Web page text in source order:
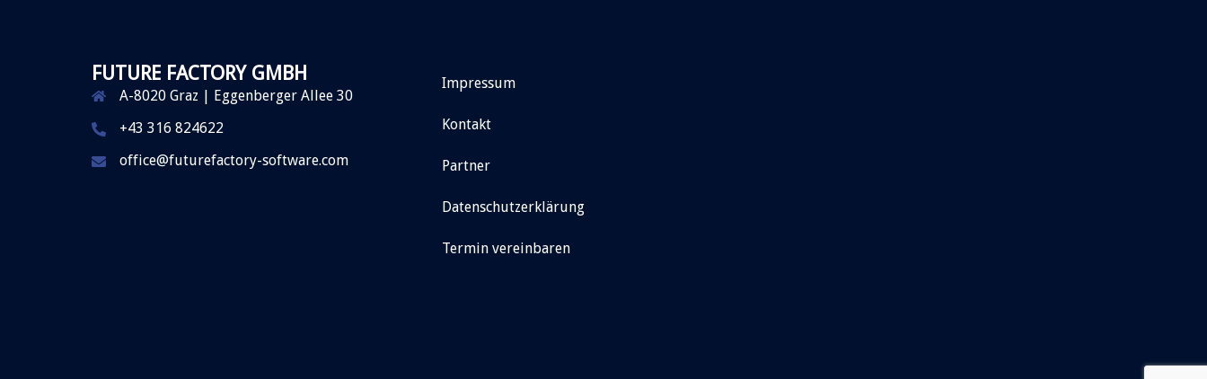
FUTURE FACTORY GMBH
A-8020 Graz | Eggenberger Allee 30
+43 316 824622
office@futurefactory-software.com
Impressum
Kontakt
Partner
Datenschutzerklärung
Termin vereinbaren